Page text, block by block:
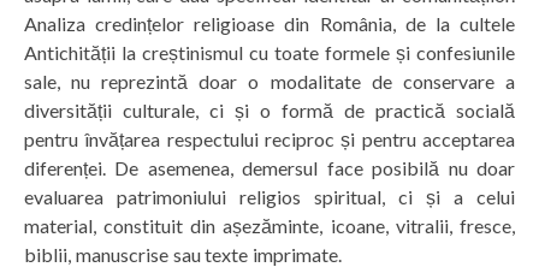
Analiza credințelor religioase din România, de la cultele
Antichității la creștinismul cu toate formele și confesiunile
sale, nu reprezintă doar o modalitate de conservare a
diversității culturale, ci și o formă de practică socială
pentru învățarea respectului reciproc și pentru acceptarea
diferenței. De asemenea, demersul face posibilă nu doar
evaluarea patrimoniului religios spiritual, ci și a celui
material, constituit din așezăminte, icoane, vitralii, fresce,
biblii, manuscrise sau texte imprimate.